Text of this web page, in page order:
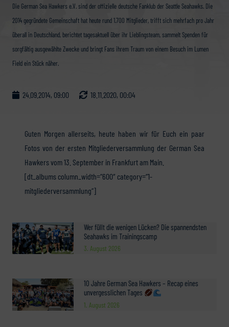
Die German Sea Hawkers e.V. sind der offizielle deutsche Fanklub der Seattle Seahawks. Die
2014 gegründete Gemeinschaft hat heute rund 1.700 Mitglieder, trifft sich mehrfach pro Jahr
überall in Deutschland, berichtet tagesaktuell über ihr Lieblingsteam, sammelt Spenden für
sorgfältig ausgewählte Zwecke und bringt Fans ihrem Traum von einem Besuch im Lumen
Field ein Stück näher.
24.09.2014, 09:00 18.11.2020, 00:04
Wer füllt die wenigen Lücken? Die spannendsten
Seahawks im Trainingscamp
3. August 2026
10 Jahre German Sea Hawkers – Recap eines
unvergesslichen Tages
1. August 2026
Guten Morgen allerseits, heute haben wir für Euch ein paar
Fotos von der ersten Mitgliederversammlung der German Sea
Hawkers vom 13. September in Frankfurt am Main.
[dt_albums column_width=“600″ category=“1-
mitgliederversammlung“]